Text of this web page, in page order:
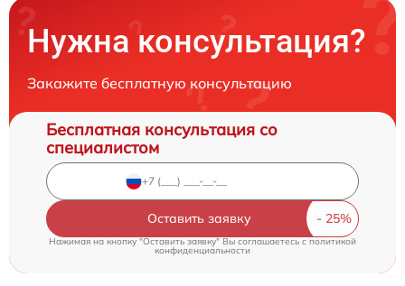
Нужна консультация?
Закажите бесплатную консультацию
Бесплатная консультация со
специалистом
Оставить заявку
Нажимая на кнопку "Оставить заявку" Вы соглашаетесь cполитикой
конфиденциальности